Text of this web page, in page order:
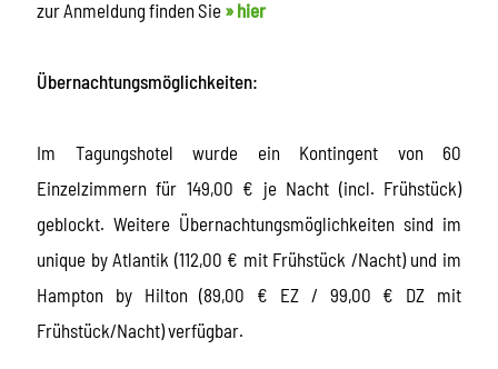
zur Anmeldung finden Sie » hier
Übernachtungsmöglichkeiten:
Im Tagungshotel wurde ein Kontingent von 60
Einzelzimmern für 149,00 € je Nacht (incl. Frühstück)
geblockt. Weitere Übernachtungsmöglichkeiten sind im
unique by Atlantik (112,00 € mit Frühstück /Nacht) und im
Hampton by Hilton (89,00 € EZ / 99,00 € DZ mit
Frühstück/Nacht) verfügbar.